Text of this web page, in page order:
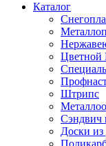
Каталог
Цветной
Штрипс
Сэндвич
Доски